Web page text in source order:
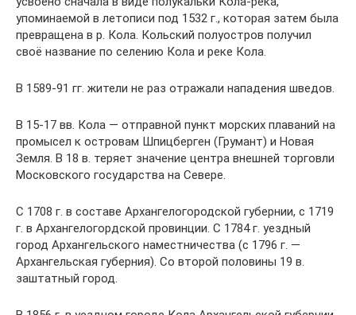
упоминаемой в летописи под 1532 г., которая затем была
превращена в р. Кола. Кольский полуостров получил
своё название по селению Кола и реке Кола.
В 1589-91 гг. жители не раз отражали нападения шведов.
В 15-17 вв. Кола — отправной пункт морских плаваний на
промысел к островам Шпицберген (Грумант) и Новая
Земля. В 18 в. теряет значение центра внешней торговли
Московского государства на Севере.
С 1708 г. в составе Архангелогородской губернии, с 1719
г. в Архангелогордской провинции. С 1784 г. уездный
город Архангельского наместничества (с 1796 г. —
Архангельская губерния). Со второй половины 19 в.
заштатный город.